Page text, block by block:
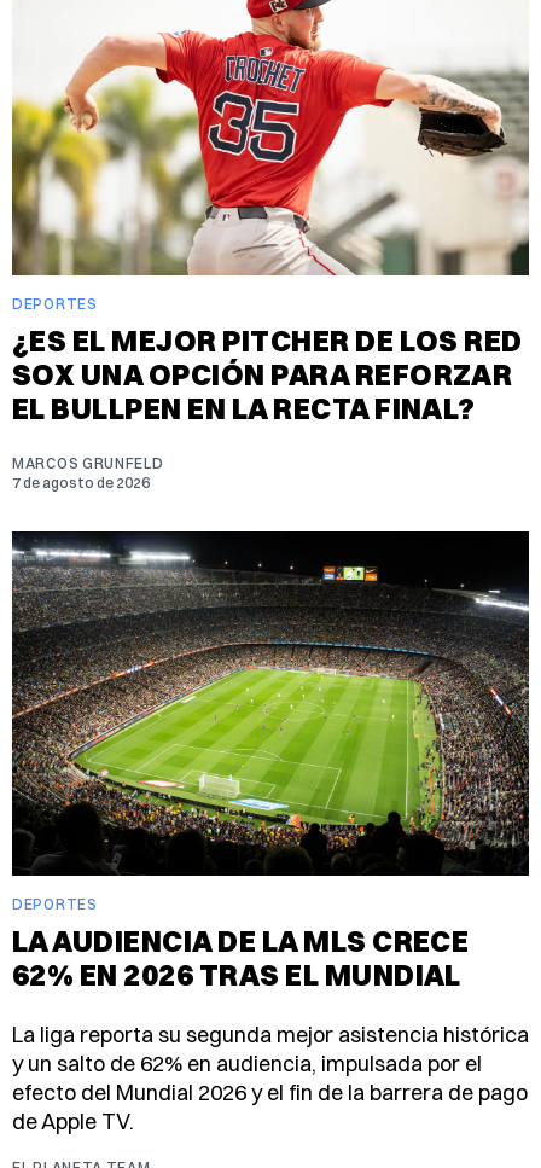
DEPORTES
¿ES EL MEJOR PITCHER DE LOS RED
SOX UNA OPCIÓN PARA REFORZAR
EL BULLPEN EN LA RECTA FINAL?
MARCOS GRUNFELD
7 de agosto de 2026
DEPORTES
LA AUDIENCIA DE LA MLS CRECE
62% EN 2026 TRAS EL MUNDIAL
La liga reporta su segunda mejor asistencia histórica
y un salto de 62% en audiencia, impulsada por el
efecto del Mundial 2026 y el fin de la barrera de pago
de Apple TV.